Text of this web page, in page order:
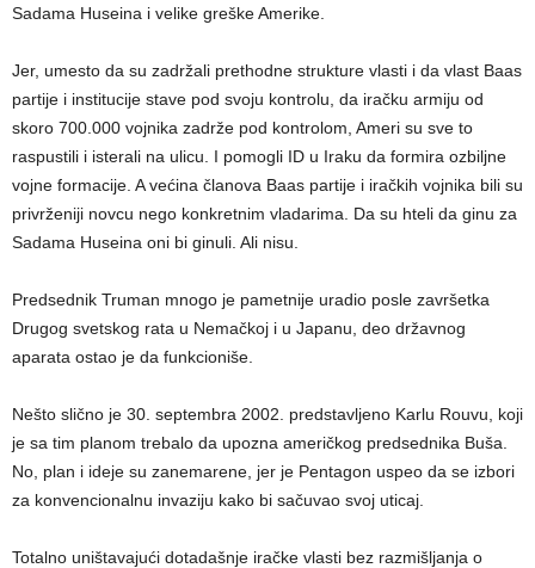
Sadama Huseina i velike greške Amerike.
Jer, umesto da su zadržali prethodne strukture vlasti i da vlast Baas
partije i institucije stave pod svoju kontrolu, da iračku armiju od
skoro 700.000 vojnika zadrže pod kontrolom, Ameri su sve to
raspustili i isterali na ulicu. I pomogli ID u Iraku da formira ozbiljne
vojne formacije. A većina članova Baas partije i iračkih vojnika bili su
privrženiji novcu nego konkretnim vladarima. Da su hteli da ginu za
Sadama Huseina oni bi ginuli. Ali nisu.
Predsednik Truman mnogo je pametnije uradio posle završetka
Drugog svetskog rata u Nemačkoj i u Japanu, deo državnog
aparata ostao je da funkcioniše.
Nešto slično je 30. septembra 2002. predstavljeno Karlu Rouvu, koji
je sa tim planom trebalo da upozna američkog predsednika Buša.
No, plan i ideje su zanemarene, jer je Pentagon uspeo da se izbori
za konvencionalnu invaziju kako bi sačuvao svoj uticaj.
Totalno uništavajući dotadašnje iračke vlasti bez razmišljanja o